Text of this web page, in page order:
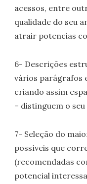
acessos, entre
qualidade do seu
atrair potencias
6- Descrições
vários parágrafos
criando assim
– distinguem o
7- Seleção do
possíveis que
(recomendadas
potencial